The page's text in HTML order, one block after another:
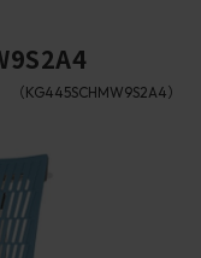
（KG445SCHMW9S2A4）